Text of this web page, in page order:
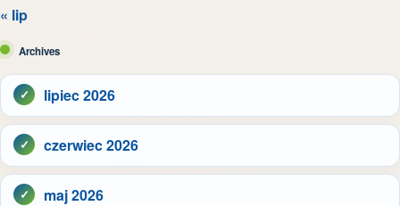
« lip
Archives
lipiec 2026
czerwiec 2026
maj 2026